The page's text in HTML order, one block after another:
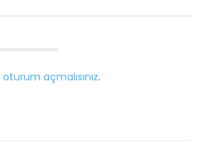
oturum açmalısınız.